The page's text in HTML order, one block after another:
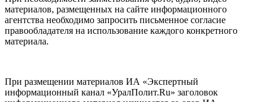
материалов, размещенных на сайте информационного
агентства необходимо запросить письменное согласие
правообладателя на использование каждого конкретного
материала.
При размещении материалов ИА «Экспертный
информационный канал «УралПолит.Ru» заголовок